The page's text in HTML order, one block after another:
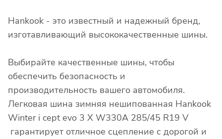
Hankook - это известный и надежный бренд,
изготавливающий высококачественные шины.
Выбирайте качественные шины, чтобы
обеспечить безопасность и
производительность вашего автомобиля.
Легковая шина зимняя нешипованная Hankook
Winter i cept evo 3 X W330A 285/45 R19 V
гарантирует отличное сцепление с дорогой и